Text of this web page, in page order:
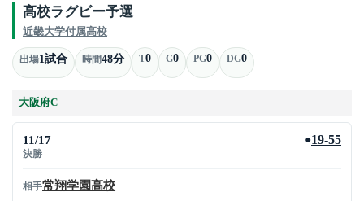
高校ラグビー予選
近畿大学付属高校
出場1試合 時間48分 T0 G0 PG0 DG0
大阪府C
11/17
決勝
●19-55
相手常翔学園高校